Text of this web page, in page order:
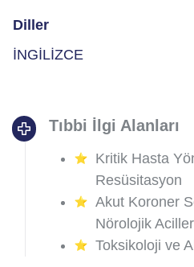
Diller
İNGİLİZCE
Tıbbi İlgi Alanları
Kritik Hasta
Resüsitasyon
Akut Koroner
Nörolojik Aciller
Toksikoloji ve